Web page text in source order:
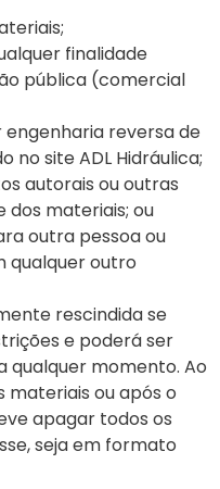
finalidade
pública (comercial
reversa de
no site ADL Hidráulica;
autorais ou outras
dos materiais; ou
outra pessoa ou
qualquer outro
rescindida se
e poderá ser
qualquer momento. Ao
materiais ou após o
apagar todos os
seja em formato